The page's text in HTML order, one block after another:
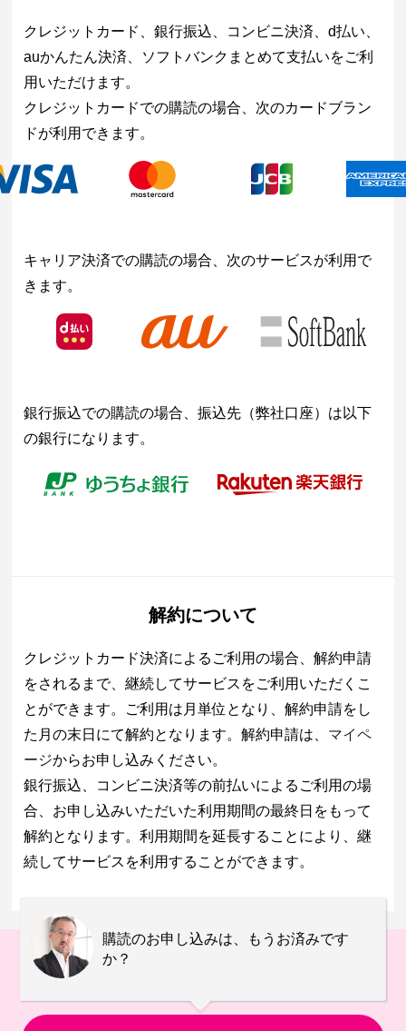
クレジットカード、銀行振込、コンビニ決済、d払い、
auかんたん決済、ソフトバンクまとめて支払いをご利
用いただけます。
クレジットカードでの購読の場合、次のカードブラン
ドが利用できます。
キャリア決済での購読の場合、次のサービスが利用で
きます。
銀行振込での購読の場合、振込先（弊社口座）は以下
の銀行になります。
解約について
クレジットカード決済によるご利用の場合、解約申請
をされるまで、継続してサービスをご利用いただくこ
とができます。ご利用は月単位となり、解約申請をし
た月の末日にて解約となります。解約申請は、 マイペ
ージからお申し込みください。
銀行振込、コンビニ決済等の前払いによるご利用の場
合、お申し込みいただいた利用期間の最終日をもって
解約となります。利用期間を延長することにより、継
続してサービスを利用することができます。
購読のお申し込みは、もうお済みです
か？